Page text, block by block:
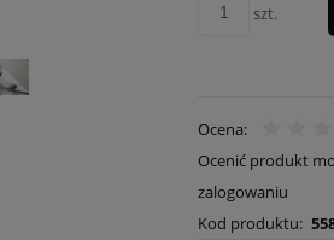
szt.
Ocena:
Ocenić produkt
zalogowaniu
Kod produktu: